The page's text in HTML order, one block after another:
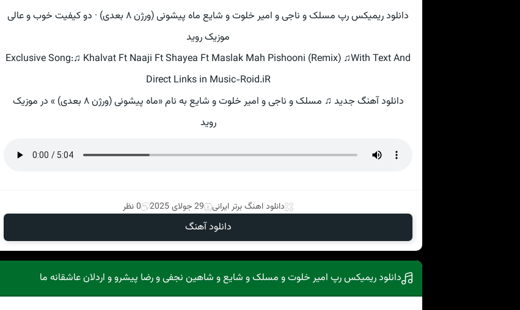
دانلود ریمیکس رپ مسلک و ناجی و امیر خلوت و شایع ماه پیشونی (ورژن ۸ بعدی) · دو کیفیت خوب و عالی
موزیک روید
Exclusive Song:♫ Khalvat Ft Naaji Ft Shayea Ft Maslak Mah Pishooni (Remix) ♫With Text And
Direct Links in Music-Roid.iR
دانلود آهنگ جدید ♫ مسلک و ناجی و امیر خلوت و شایع به نام «ماه پیشونی (ورژن ۸ بعدی) » در موزیک
روید
دانلود اهنگ برتر ایرانی 29 جولای 2025 0 نظر
دانلود آهنگ
دانلود ریمیکس رپ امیر خلوت و مسلک و شایع و شاهین نجفی و رضا پیشرو و اردلان عاشقانه ما